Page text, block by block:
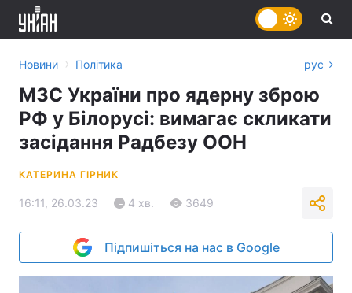
Новини › Політика рус
МЗС України про ядерну зброю
РФ у Білорусі: вимагає скликати
засідання Радбезу ООН
КАТЕРИНА ГІРНИК
16:11, 26.03.23 4 хв. 3649
Підпишіться на нас в Google